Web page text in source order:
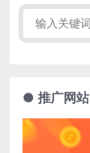
● 推广网站